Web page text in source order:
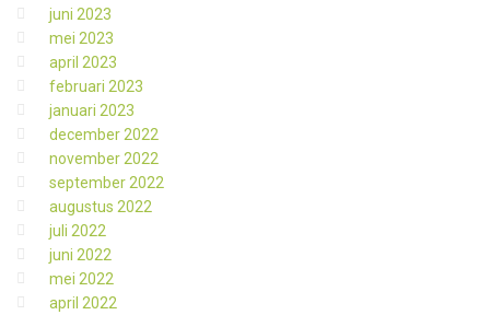
juni 2023
mei 2023
april 2023
februari 2023
januari 2023
december 2022
november 2022
september 2022
augustus 2022
juli 2022
juni 2022
mei 2022
april 2022